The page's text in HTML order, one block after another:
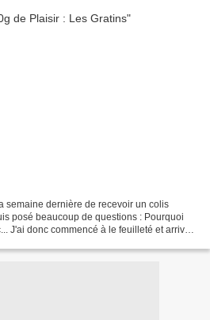
semaine dernière de recevoir un colis
posé beaucoup de questions : Pourquoi
J'ai donc commencé à le feuilleté et arrivé